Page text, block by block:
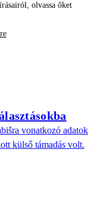
olvassa őket
vonatkozó adatok
külső támadás volt.